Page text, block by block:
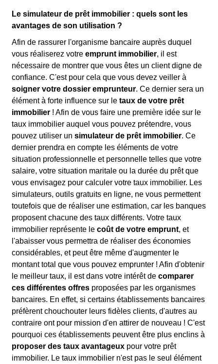
Le simulateur de prêt immobilier : quels sont les
avantages de son utilisation ?
Afin de rassurer l'organisme bancaire auprès duquel
vous réaliserez votre emprunt immobilier, il est
nécessaire de montrer que vous êtes un client digne de
confiance. C'est pour cela que vous devez veiller à
soigner votre dossier emprunteur. Ce dernier sera un
élément à forte influence sur le taux de votre prêt
immobilier ! Afin de vous faire une première idée sur le
taux immobilier auquel vous pouvez prétendre, vous
pouvez utiliser un simulateur de prêt immobilier. Ce
dernier prendra en compte les éléments de votre
situation professionnelle et personnelle telles que votre
salaire, votre situation maritale ou la durée du prêt que
vous envisagez pour calculer votre taux immobilier. Les
simulateurs, outils gratuits en ligne, ne vous permettent
toutefois que de réaliser une estimation, car les banques
proposent chacune des taux différents. Votre taux
immobilier représente le coût de votre emprunt, et
l'abaisser vous permettra de réaliser des économies
considérables, et peut être même d'augmenter le
montant total que vous pouvez emprunter ! Afin d'obtenir
le meilleur taux, il est dans votre intérêt de comparer
ces différentes offres proposées par les organismes
bancaires. En effet, si certains établissements bancaires
préfèrent chouchouter leurs fidèles clients, d'autres au
contraire ont pour mission d'en attirer de nouveau ! C'est
pourquoi ces établissements peuvent être plus enclins à
proposer des taux avantageux pour votre prêt
immobilier. Le taux immobilier n'est pas le seul élément